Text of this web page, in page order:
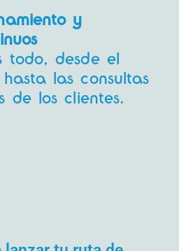
y
todo, desde el
las consultas
de los clientes.